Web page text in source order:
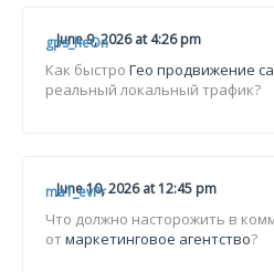
gps_heOn
June 9, 2026 at 4:26 pm
Как быстро Гео продвижение
реальный локальный трафик?
ma1_evPr
June 10, 2026 at 12:45 pm
Что должно насторожить в
отмаркетинговое агентство?